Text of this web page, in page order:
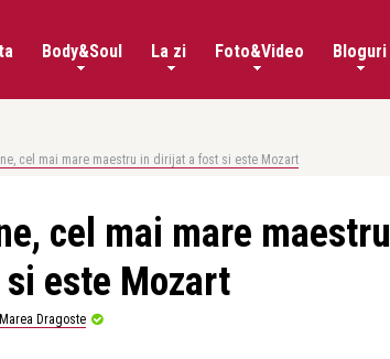
Body&Soul La zi Foto&Video Bloguri
cel mai mare maestru in dirijat a fost si este Mozart
cel mai mare maestru
este Mozart
Dragoste